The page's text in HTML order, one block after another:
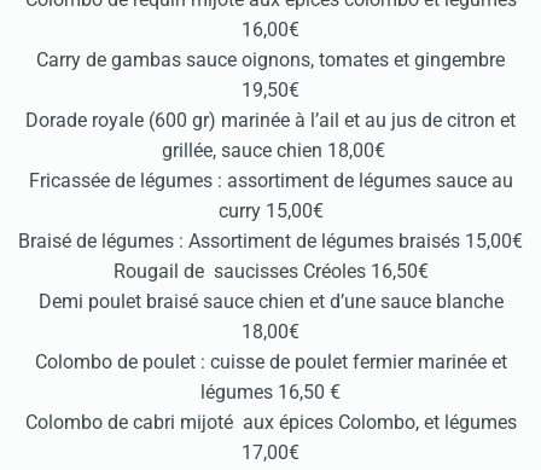
16,00€
Carry de gambas sauce oignons, tomates et gingembre
19,50€
Dorade royale (600 gr) marinée à l’ail et au jus de citron et
grillée, sauce chien 18,00€
Fricassée de légumes : assortiment de légumes sauce au
curry 15,00€
Braisé de légumes : Assortiment de légumes braisés 15,00€
Rougail de saucisses Créoles 16,50€
Demi poulet braisé sauce chien et d’une sauce blanche
18,00€
Colombo de poulet : cuisse de poulet fermier marinée et
légumes 16,50 €
Colombo de cabri mijoté aux épices Colombo, et légumes
17,00€